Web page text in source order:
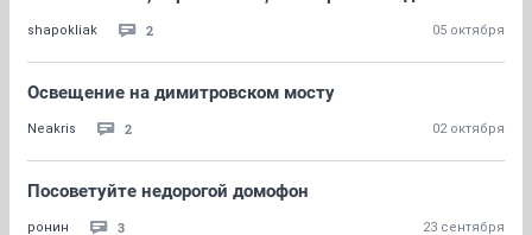
shapokliak 2 05 октября
Освещение на димитровском мосту
Neakris 2 02 октября
Посоветуйте недорогой домофон
ронин 3 23 сентября